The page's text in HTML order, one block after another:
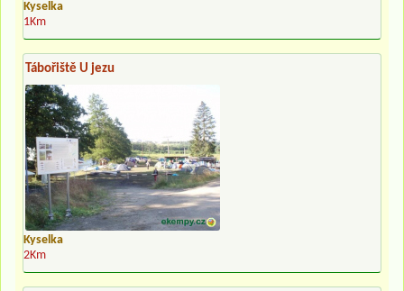
Kyselka
1Km
Tábořiště U jezu
Kyselka
2Km